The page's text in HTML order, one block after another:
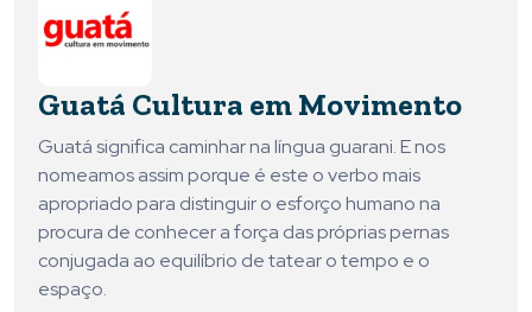
Guatá Cultura em Movimento
Guatá significa caminhar na língua guarani. E nos
nomeamos assim porque é este o verbo mais
apropriado para distinguir o esforço humano na
procura de conhecer a força das próprias pernas
conjugada ao equilíbrio de tatear o tempo e o
espaço.